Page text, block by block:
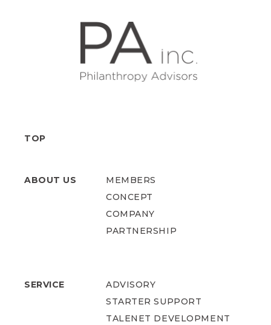
TOP
ABOUT US
MEMBERS
CONCEPT
COMPANY
PARTNERSHIP
SERVICE
ADVISORY
STARTER SUPPORT
TALENET DEVELOPMENT